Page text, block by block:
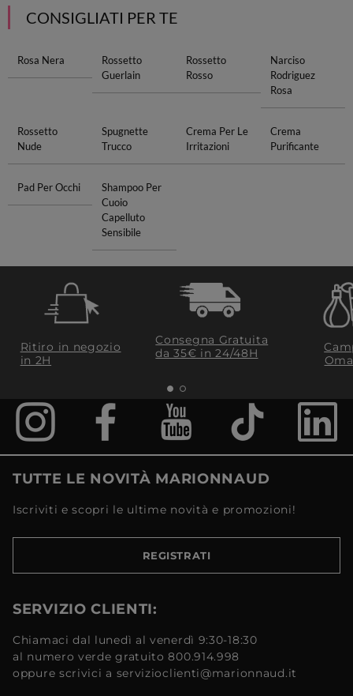
CONSIGLIATI PER TE
Rosa Nera
Rossetto
Guerlain
Rossetto
Rosso
Narciso
Rodriguez
Rosa
Rossetto
Nude
Spugnette
Trucco
Crema Per Le
Irritazioni
Crema
Purificante
Pad Per Occhi
Shampoo Per
Cuoio
Capelluto
Sensibile
Ritiro in negozio
in 2H
Consegna Gratuita
da 35€​ in 24/48H
TUTTE LE NOVITÀ MARIONNAUD
Iscriviti e scopri le ultime novità e promozioni!
REGISTRATI
SERVIZIO CLIENTI:
Chiamaci dal lunedì al venerdì 9:30-18:30
al numero verde gratuito 800.914.998
oppure scrivici a servizioclienti@marionnaud.it